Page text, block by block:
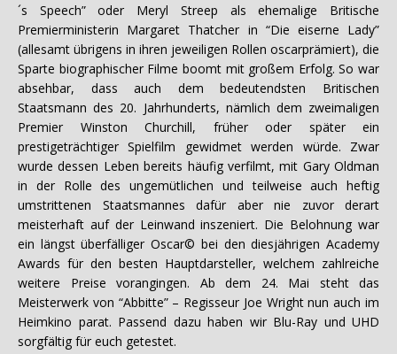
´s Speech” oder Meryl Streep als ehemalige Britische
Premierministerin Margaret Thatcher in “Die eiserne Lady”
(allesamt übrigens in ihren jeweiligen Rollen oscarprämiert), die
Sparte biographischer Filme boomt mit großem Erfolg. So war
absehbar, dass auch dem bedeutendsten Britischen
Staatsmann des 20. Jahrhunderts, nämlich dem zweimaligen
Premier Winston Churchill, früher oder später ein
prestigeträchtiger Spielfilm gewidmet werden würde. Zwar
wurde dessen Leben bereits häufig verfilmt, mit Gary Oldman
in der Rolle des ungemütlichen und teilweise auch heftig
umstrittenen Staatsmannes dafür aber nie zuvor derart
meisterhaft auf der Leinwand inszeniert. Die Belohnung war
ein längst überfälliger Oscar© bei den diesjährigen Academy
Awards für den besten Hauptdarsteller, welchem zahlreiche
weitere Preise vorangingen. Ab dem 24. Mai steht das
Meisterwerk von “Abbitte” – Regisseur Joe Wright nun auch im
Heimkino parat. Passend dazu haben wir Blu-Ray und UHD
sorgfältig für euch getestet.